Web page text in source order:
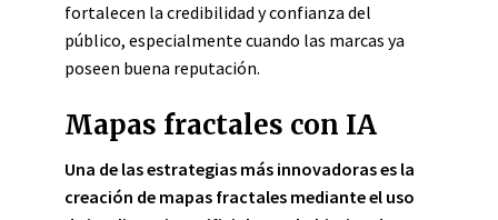
fortalecen la credibilidad y confianza del
público, especialmente cuando las marcas ya
poseen buena reputación.
Mapas fractales con IA
Una de las estrategias más innovadoras es la
creación de mapas fractales mediante el uso